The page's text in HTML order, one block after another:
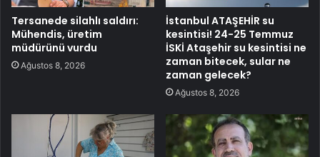
Tersanede silahlı saldırı:
Mühendis, üretim
müdürünü vurdu
Ağustos 8, 2026
İstanbul ATAŞEHİR su
kesintisi! 24-25 Temmuz
İSKİ Ataşehir su kesintisi ne
zaman bitecek, sular ne
zaman gelecek?
Ağustos 8, 2026